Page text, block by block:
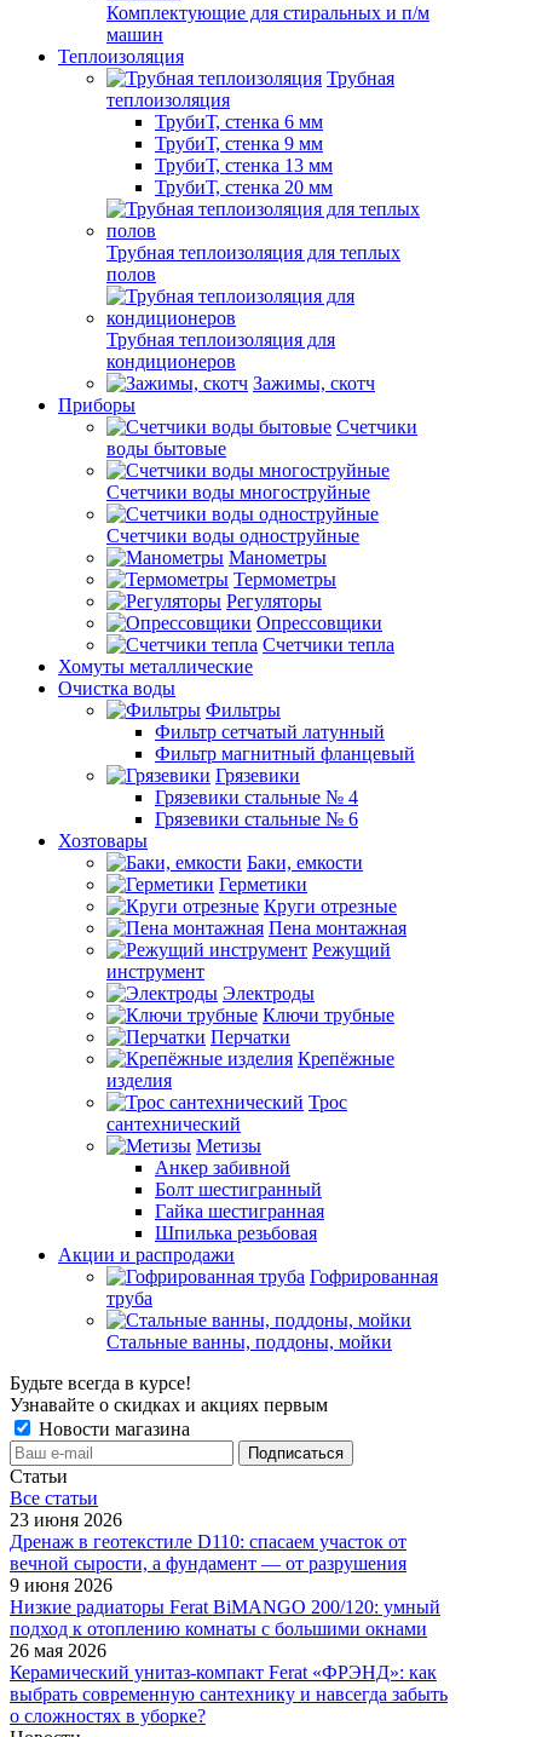
Комплектующие для стиральных и п/м
машин
Теплоизоляция
Трубная
теплоизоляция
ТрубиТ, стенка 6 мм
ТрубиТ, стенка 9 мм
ТрубиТ, стенка 13 мм
ТрубиТ, стенка 20 мм
Трубная теплоизоляция для теплых
полов
Трубная теплоизоляция для
кондиционеров
Зажимы, скотч
Приборы
Счетчики
воды бытовые
Счетчики воды многоструйные
Счетчики воды одноструйные
Манометры
Термометры
Регуляторы
Опрессовщики
Счетчики тепла
Хомуты металлические
Очистка воды
Фильтры
Фильтр сетчатый латунный
Фильтр магнитный фланцевый
Грязевики
Грязевики стальные № 4
Грязевики стальные № 6
Хозтовары
Баки, емкости
Герметики
Круги отрезные
Пена монтажная
Режущий
инструмент
Электроды
Ключи трубные
Перчатки
Крепёжные
изделия
Трос
сантехнический
Метизы
Анкер забивной
Болт шестигранный
Гайка шестигранная
Шпилька резьбовая
Акции и распродажи
Гофрированная
труба
Стальные ванны, поддоны, мойки
Будьте всегда в курсе!
Узнавайте о скидках и акциях первым
Новости магазина
Статьи
Все cтатьи
23 июня 2026
Дренаж в геотекстиле D110: спасаем участок от
вечной сырости, а фундамент — от разрушения
9 июня 2026
Низкие радиаторы Ferat BiMANGO 200/120: умный
подход к отоплению комнаты с большими окнами
26 мая 2026
Керамический унитаз-компакт Ferat «ФРЭНД»: как
выбрать современную сантехнику и навсегда забыть
о сложностях в уборке?